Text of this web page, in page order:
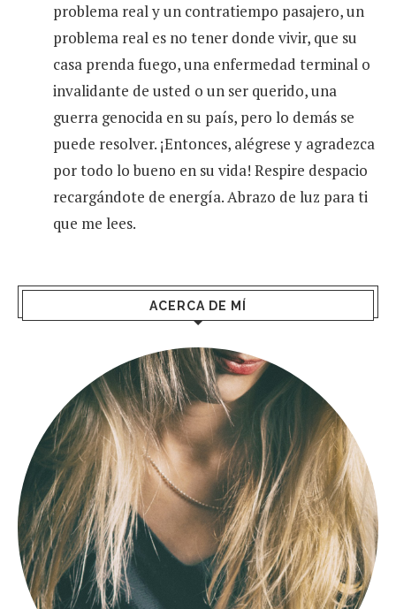
problema real y un contratiempo pasajero, un
problema real es no tener donde vivir, que su
casa prenda fuego, una enfermedad terminal o
invalidante de usted o un ser querido, una
guerra genocida en su país, pero lo demás se
puede resolver. ¡Entonces, alégrese y agradezca
por todo lo bueno en su vida! Respire despacio
recargándote de energía. Abrazo de luz para ti
que me lees.
ACERCA DE MÍ